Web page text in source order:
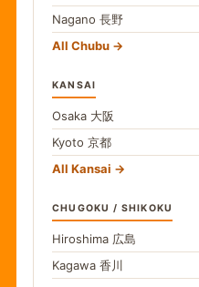
Nagano 長野
All Chubu
KANSAI
Osaka 大阪
Kyoto 京都
All Kansai
CHUGOKU / SHIKOKU
Hiroshima 広島
Kagawa 香川